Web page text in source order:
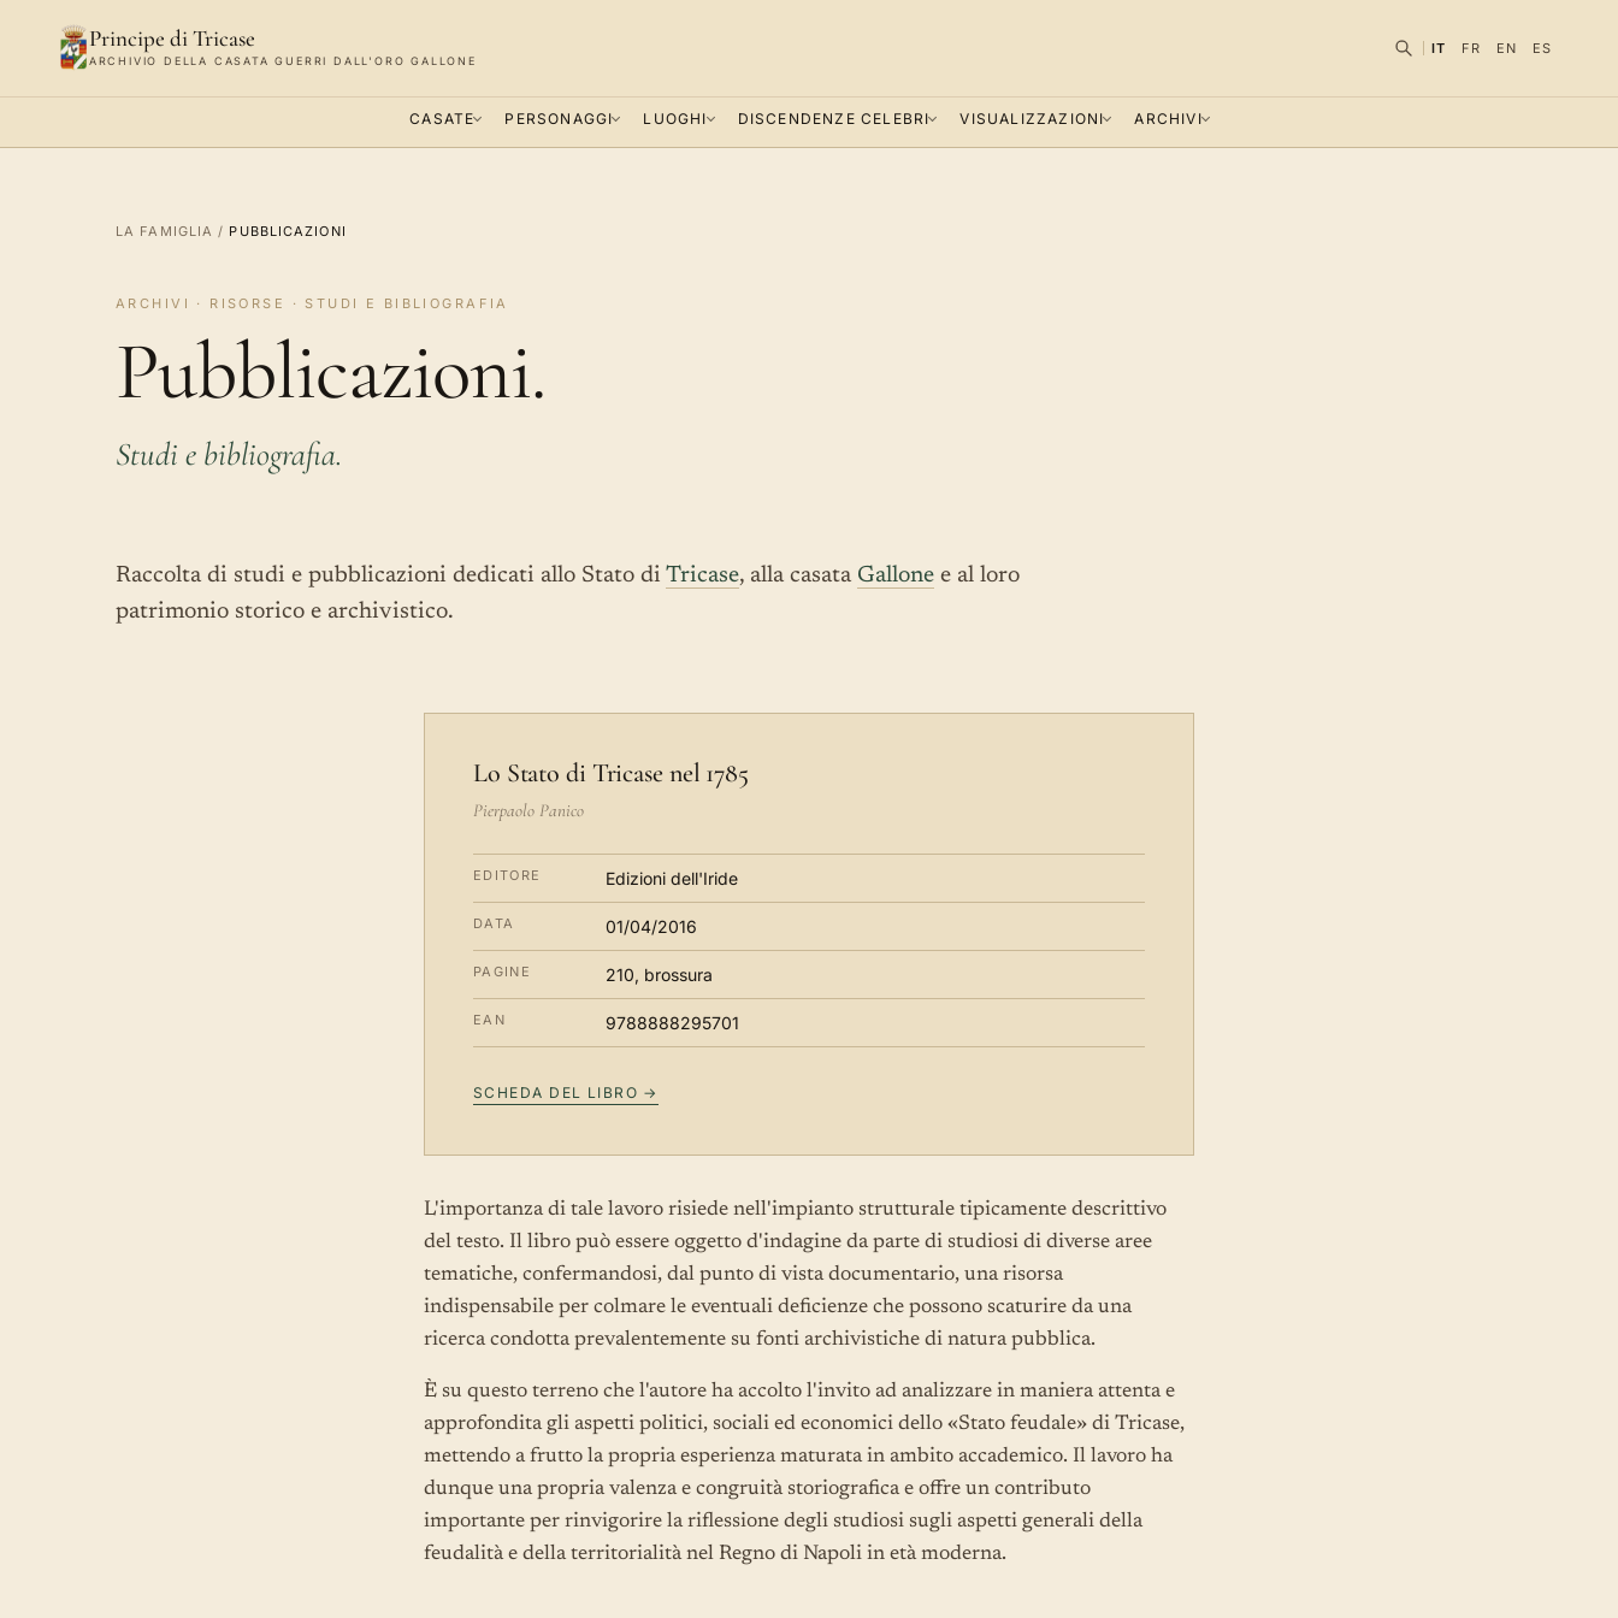
Principe di Tricase
ARCHIVIO DELLA CASATA GUERRI DALL'ORO GALLONE
IT FR EN ES
CASATE PERSONAGGI LUOGHI DISCENDENZE CELEBRI VISUALIZZAZIONI ARCHIVI
LA FAMIGLIA / PUBBLICAZIONI
ARCHIVI · RISORSE · STUDI E BIBLIOGRAFIA
Pubblicazioni.
Studi e bibliografia.
Raccolta di studi e pubblicazioni dedicati allo Stato di Tricase, alla casata Gallone e al loro
patrimonio storico e archivistico.
Lo Stato di Tricase nel 1785
Pierpaolo Panico
EDITORE Edizioni dell'Iride
DATA 01/04/2016
PAGINE 210, brossura
EAN 9788888295701
SCHEDA DEL LIBRO →
L'importanza di tale lavoro risiede nell'impianto strutturale tipicamente descrittivo
del testo. Il libro può essere oggetto d'indagine da parte di studiosi di diverse aree
tematiche, confermandosi, dal punto di vista documentario, una risorsa
indispensabile per colmare le eventuali deficienze che possono scaturire da una
ricerca condotta prevalentemente su fonti archivistiche di natura pubblica.
È su questo terreno che l'autore ha accolto l'invito ad analizzare in maniera attenta e
approfondita gli aspetti politici, sociali ed economici dello «Stato feudale» di Tricase,
mettendo a frutto la propria esperienza maturata in ambito accademico. Il lavoro ha
dunque una propria valenza e congruità storiografica e offre un contributo
importante per rinvigorire la riflessione degli studiosi sugli aspetti generali della
feudalità e della territorialità nel Regno di Napoli in età moderna.